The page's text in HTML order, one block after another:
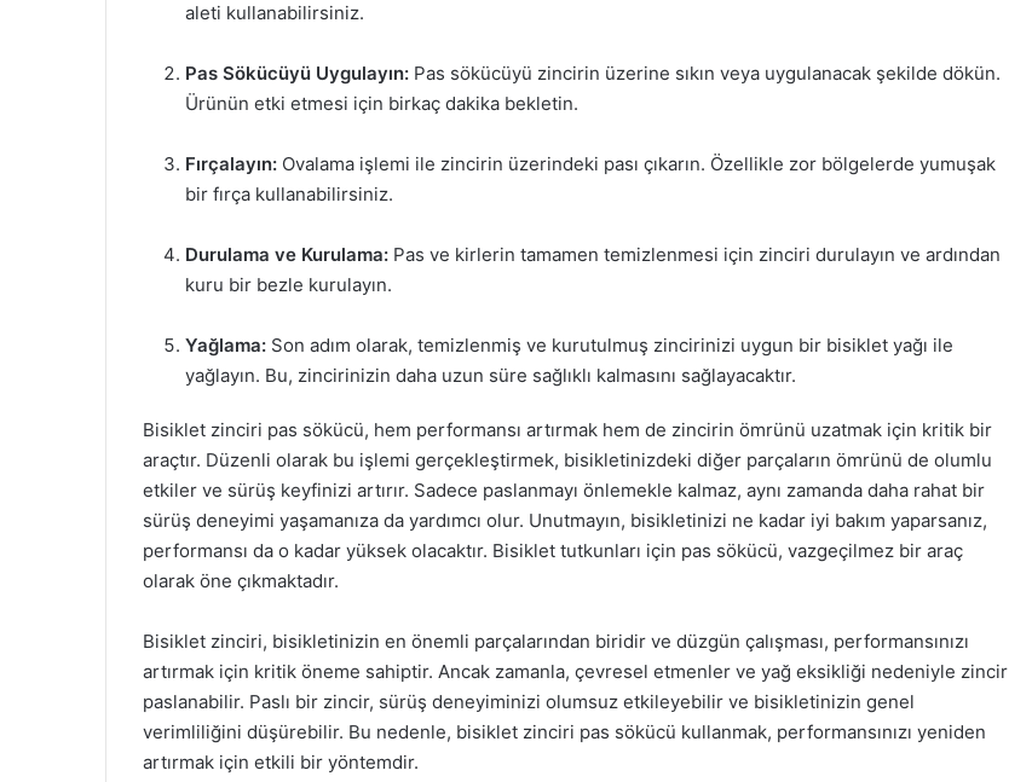
aleti kullanabilirsiniz.
Pas Sökücüyü Uygulayın: Pas sökücüyü zincirin üzerine sıkın veya uygulanacak şekilde dökün.
Ürünün etki etmesi için birkaç dakika bekletin.
Fırçalayın: Ovalama işlemi ile zincirin üzerindeki pası çıkarın. Özellikle zor bölgelerde yumuşak
bir fırça kullanabilirsiniz.
Durulama ve Kurulama: Pas ve kirlerin tamamen temizlenmesi için zinciri durulayın ve ardından
kuru bir bezle kurulayın.
Yağlama: Son adım olarak, temizlenmiş ve kurutulmuş zincirinizi uygun bir bisiklet yağı ile
yağlayın. Bu, zincirinizin daha uzun süre sağlıklı kalmasını sağlayacaktır.
Bisiklet zinciri pas sökücü, hem performansı artırmak hem de zincirin ömrünü uzatmak için kritik bir
araçtır. Düzenli olarak bu işlemi gerçekleştirmek, bisikletinizdeki diğer parçaların ömrünü de olumlu
etkiler ve sürüş keyfinizi artırır. Sadece paslanmayı önlemekle kalmaz, aynı zamanda daha rahat bir
sürüş deneyimi yaşamanıza da yardımcı olur. Unutmayın, bisikletinizi ne kadar iyi bakım yaparsanız,
performansı da o kadar yüksek olacaktır. Bisiklet tutkunları için pas sökücü, vazgeçilmez bir araç
olarak öne çıkmaktadır.
Bisiklet zinciri, bisikletinizin en önemli parçalarından biridir ve düzgün çalışması, performansınızı
artırmak için kritik öneme sahiptir. Ancak zamanla, çevresel etmenler ve yağ eksikliği nedeniyle zincir
paslanabilir. Paslı bir zincir, sürüş deneyiminizi olumsuz etkileyebilir ve bisikletinizin genel
verimliliğini düşürebilir. Bu nedenle, bisiklet zinciri pas sökücü kullanmak, performansınızı yeniden
artırmak için etkili bir yöntemdir.